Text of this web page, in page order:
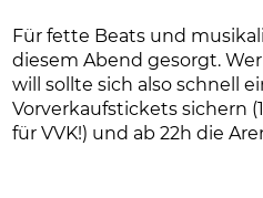
Für fette Beats und
diesem Abend gesorgt.
will sollte sich also schnell
Vorverkaufstickets sichern
für VVK!) und ab 22h die